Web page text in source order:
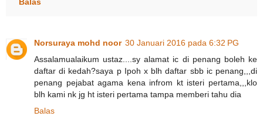
Balas
Norsuraya mohd noor 30 Januari 2016 pada 6:32 PG
Assalamualaikum ustaz....sy alamat ic di penang boleh ke
daftar di kedah?saya p Ipoh x blh daftar sbb ic penang,,,di
penang pejabat agama kena infrom kt isteri pertama,,,klo
blh kami nk jg ht isteri pertama tampa memberi tahu dia
Balas